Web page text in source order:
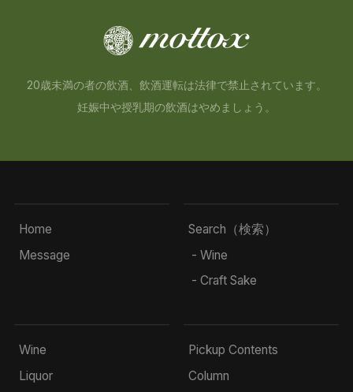
20歳未満の者の飲酒、飲酒運転は法律で禁止されています。
妊娠中や授乳期の飲酒はやめましょう。
Home
Message
Search（検索）
- Wine
- Craft Sake
Wine
Liquor
Pickup Contents
Column